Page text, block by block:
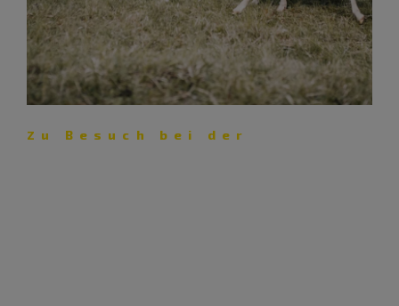
Zu Besuch bei der